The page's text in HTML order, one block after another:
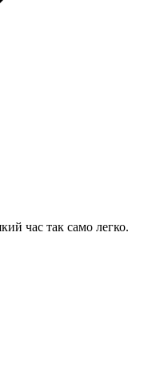
час так само легко.